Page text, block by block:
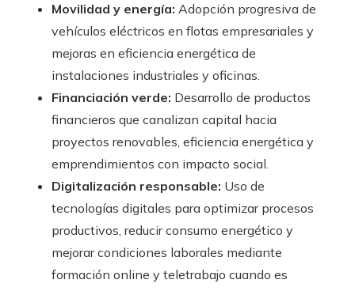
Movilidad y energía: Adopción progresiva de
vehículos eléctricos en flotas empresariales y
mejoras en eficiencia energética de
instalaciones industriales y oficinas.
Financiación verde: Desarrollo de productos
financieros que canalizan capital hacia
proyectos renovables, eficiencia energética y
emprendimientos con impacto social.
Digitalización responsable: Uso de
tecnologías digitales para optimizar procesos
productivos, reducir consumo energético y
mejorar condiciones laborales mediante
formación online y teletrabajo cuando es